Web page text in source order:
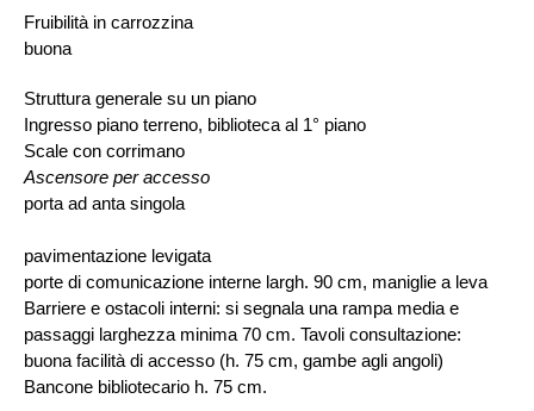
Fruibilità in carrozzina
buona
Struttura generale su un piano
Ingresso piano terreno, biblioteca al 1° piano
Scale con corrimano
Ascensore per accesso
porta ad anta singola
pavimentazione levigata
porte di comunicazione interne largh. 90 cm, maniglie a leva
Barriere e ostacoli interni: si segnala una rampa media e
passaggi larghezza minima 70 cm. Tavoli consultazione:
buona facilità di accesso (h. 75 cm, gambe agli angoli)
Bancone bibliotecario h. 75 cm.